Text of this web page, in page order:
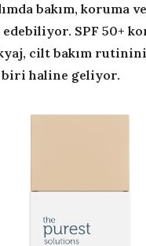
bakım, koruma
SPF 50+
cilt bakım
biri haline geliyor.